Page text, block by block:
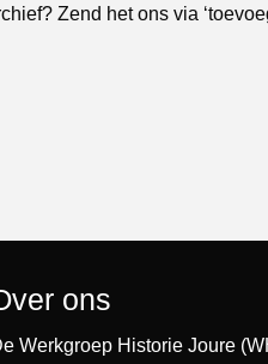
Zend het ons via
ons
Werkgroep Historie Joure